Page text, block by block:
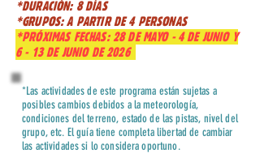
*DURACIÓN: 8 DÍAS
*GRUPOS: A PARTIR DE 4 PERSONAS
*PRÓXIMAS FECHAS: 28 DE MAYO - 4 DE JUNIO Y
6 - 13 DE JUNIO DE 2026
*Las actividades de este programa están sujetas a
posibles cambios debidos a la meteorología,
condiciones del terreno, estado de las pistas, nivel del
grupo, etc. El guía tiene completa libertad de cambiar
las actividades si lo considera oportuno.